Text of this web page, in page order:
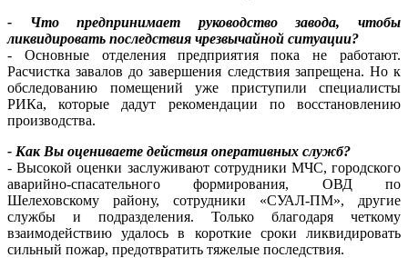
- Что предпринимает руководство завода, чтобы
ликвидировать последствия чрезвычайной ситуации?
- Основные отделения предприятия пока не работают.
Расчистка завалов до завершения следствия запрещена. Но к
обследованию помещений уже приступили специалисты
РИКа, которые дадут рекомендации по восстановлению
производства.
- Как Вы оцениваете действия оперативных служб?
- Высокой оценки заслуживают сотрудники МЧС, городского
аварийно-спасательного формирования, ОВД по
Шелеховскому району, сотрудники «СУАЛ-ПМ», другие
службы и подразделения. Только благодаря четкому
взаимодействию удалось в короткие сроки ликвидировать
сильный пожар, предотвратить тяжелые последствия.